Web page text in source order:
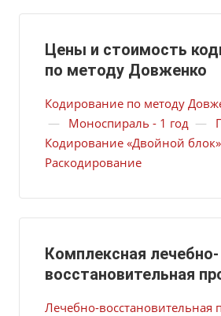
Цены и стоимость
по методу Довженко
Кодирование по методу
—
Моноспираль - 1 год —
Кодирование «Двойной блок»
Раскодирование
Комплексная лечебно-
восстановительная
Лечебно-восстановительная